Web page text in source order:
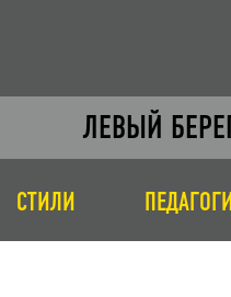
ЛЕВЫЙ БЕРЕГ
СТИЛИ ПЕДАГОГИ